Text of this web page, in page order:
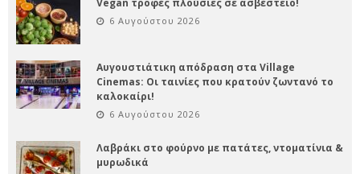
Vegan τροφές πλούσιες σε ασβέστειο!
6 Αυγούστου 2026
Αυγουστιάτικη απόδραση στα Village
Cinemas: Οι ταινίες που κρατούν ζωντανό το
καλοκαίρι!
6 Αυγούστου 2026
Λαβράκι στο φούρνο με πατάτες, ντοματίνια &
μυρωδικά